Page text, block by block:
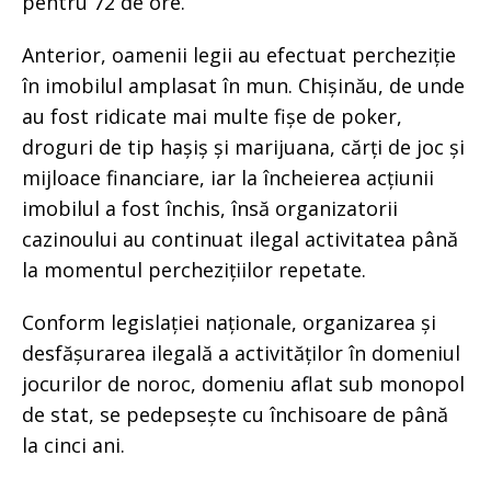
Anterior, oamenii legii au efectuat percheziție
în imobilul amplasat în mun. Chișinău, de unde
au fost ridicate mai multe fișe de poker,
droguri de tip hașiș și marijuana, cărți de joc și
mijloace financiare, iar la încheierea acțiunii
imobilul a fost închis, însă organizatorii
cazinoului au continuat ilegal activitatea până
la momentul perchezițiilor repetate.
Conform legislației naționale, organizarea și
desfășurarea ilegală a activităților în domeniul
jocurilor de noroc, domeniu aflat sub monopol
de stat, se pedepsește cu închisoare de până
la cinci ani.